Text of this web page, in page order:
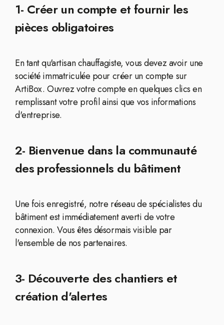
1- Créer un compte et fournir les
pièces obligatoires
En tant qu'artisan chauffagiste, vous devez avoir une
société immatriculée pour créer un compte sur
ArtiBox. Ouvrez votre compte en quelques clics en
remplissant votre profil ainsi que vos informations
d'entreprise.
2- Bienvenue dans la communauté
des professionnels du bâtiment
Une fois enregistré, notre réseau de spécialistes du
bâtiment est immédiatement averti de votre
connexion. Vous êtes désormais visible par
l'ensemble de nos partenaires.
3- Découverte des chantiers et
création d'alertes